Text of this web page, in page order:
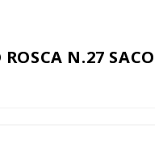
N.27 SACO